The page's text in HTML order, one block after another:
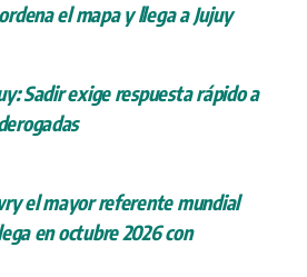
el mapa y llega a Jujuy
Sadir exige respuesta rápido a
el mayor referente mundial
en octubre 2026 con